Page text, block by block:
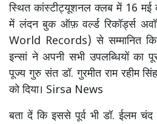
स्थित कांस्टीट्यूशनल क्लब में 16 मई
में लंदन बुक ऑफ़ वर्ल्ड रिकॉर्ड्स
World Records) से सम्मानित
इन्सां ने अपनी सभी उपलब्धियों का
पूज्य गुरु संत डॉ. गुरमीत राम रहीम
को दिया। Sirsa News
बता दें कि इससे पूर्व भी डॉ. ईलम चंद